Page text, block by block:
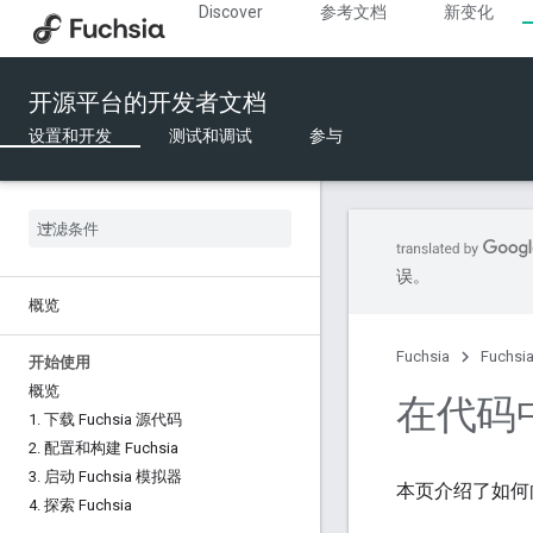
Discover 参考文档 新变化
开源平台的开发者文档
设置和开发 测试和调试 参与
概览
开始使用
概览
1 . 下载 Fuchsia 源代码
2. 配置和构建 Fuchsia
3. 启动 Fuchsia 模拟器
4. 探索 Fuchsia
误。
Fuchsia
在代码
本页介绍了如